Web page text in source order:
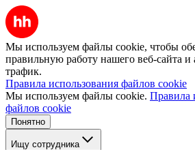
Мы используем файлы cookie, чтобы
правильную работу нашего веб-сайта и
трафик.
Правила использования файлов cookie
Мы используем файлы cookie. Правила
файлов cookie
Понятно
Ищу сотрудника